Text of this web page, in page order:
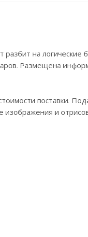
на
Размещена
поставки.
и